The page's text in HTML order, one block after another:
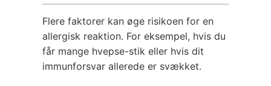
Flere faktorer kan øge risikoen for en
allergisk reaktion. For eksempel, hvis du
får mange hvepse-stik eller hvis dit
immunforsvar allerede er svækket.